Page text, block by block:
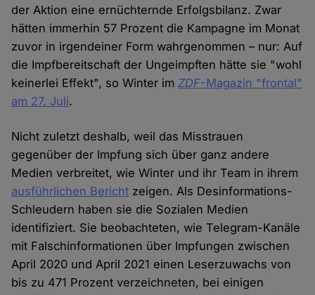
der Aktion eine ernüchternde Erfolgsbilanz. Zwar
hätten immerhin 57 Prozent die Kampagne im Monat
zuvor in irgendeiner Form wahrgenommen – nur: Auf
die Impfbereitschaft der Ungeimpften hätte sie "wohl
keinerlei Effekt", so Winter imZDF-Magazin "frontal"
am 27. Juli.
Nicht zuletzt deshalb, weil das Misstrauen
gegenüber der Impfung sich über ganz andere
Medien verbreitet, wie Winter und ihr Team in ihrem
ausführlichen Bericht zeigen. Als Desinformations-
Schleudern haben sie die Sozialen Medien
identifiziert. Sie beobachteten, wie Telegram-Kanäle
mit Falschinformationen über Impfungen zwischen
April 2020 und April 2021 einen Leserzuwachs von
bis zu 471 Prozent verzeichneten, bei einigen